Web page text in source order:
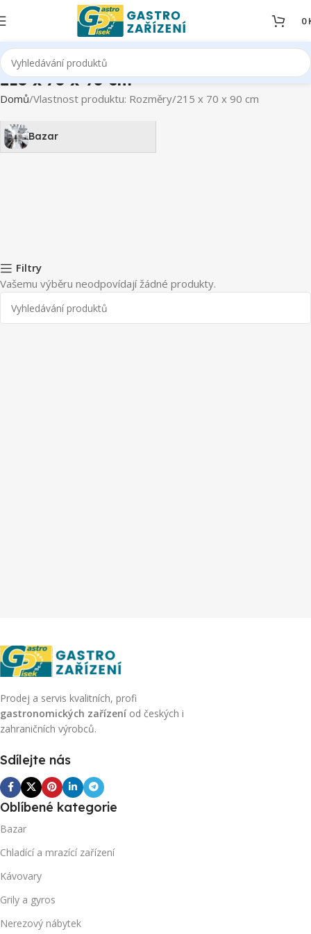
0
215 x 70 x 90 cm
Domů Vlastnost produktu: Rozměry 215 x 70 x 90 cm
Bazar
Filtry
Vašemu výběru neodpovídají žádné produkty.
Prodej a servis kvalitních, profi
gastronomických zařízení od českých i
zahraničních výrobců.
Sdílejte nás
Oblíbené kategorie
Bazar
Chladící a mrazící zařízení
Kávovary
Grily a gyros
Nerezový nábytek